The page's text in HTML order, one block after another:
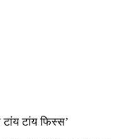
टांय फिस्स’